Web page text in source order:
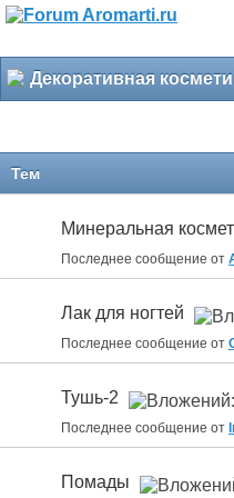
Декоративная
Тем
Минеральная
Последнее сообщение от
Лак для ногтей
Последнее сообщение от
Тушь-2
Последнее сообщение от
Помады